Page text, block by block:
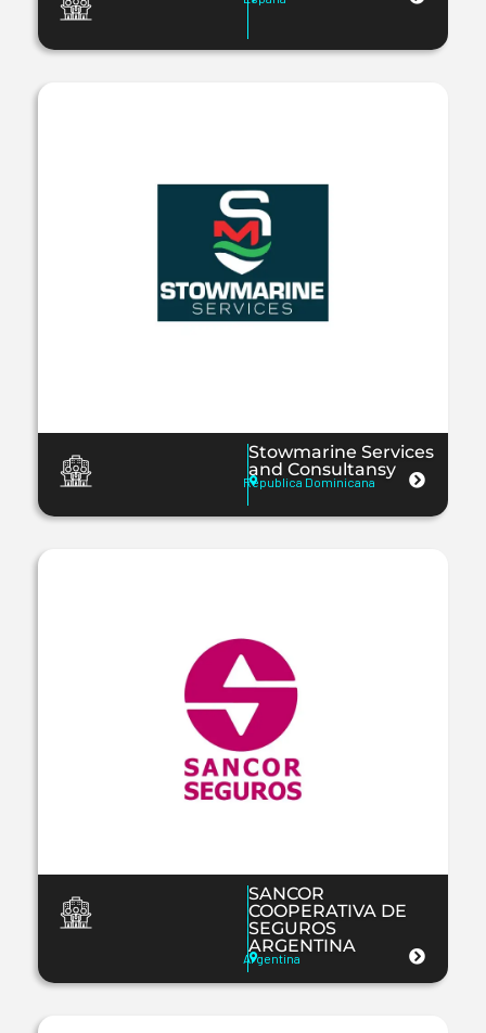
Stowmarine Services
and Consultansy
Republica Dominicana
SANCOR
COOPERATIVA DE
SEGUROS
ARGENTINA
Argentina